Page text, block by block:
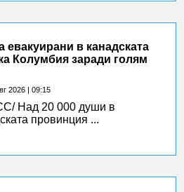
евакуирани в канадската
Колумбия заради голям
2026 | 09:15
Над 20 000 души в
провинция ...